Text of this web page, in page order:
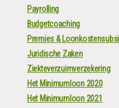
Payrolling
Budgetcoaching
Premies &
Juridische Zaken
Ziekteverzuimverzekering
Het Minimumloon 2020
Het Minimumloon 2021